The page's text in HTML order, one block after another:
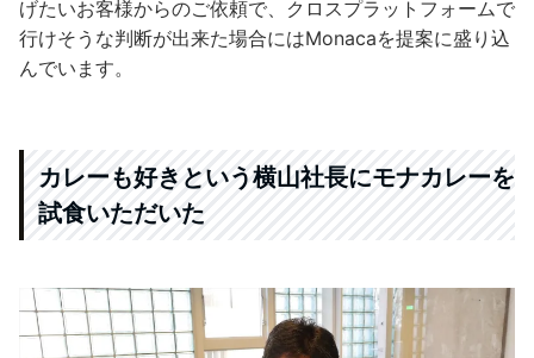
げたいお客様からのご依頼で、クロスプラットフォームで
行けそうな判断が出来た場合にはMonacaを提案に盛り込
んでいます。
カレーも好きという横山社長にモナカレーを
試食いただいた